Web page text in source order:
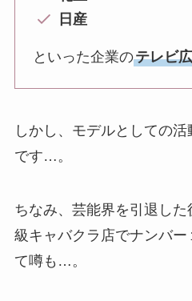
日産
といった企業のテレビ
しかし、モデルとしての
です…。
ちなみ、芸能界を引退し
級キャバクラ店でナンバ
て噂も…。